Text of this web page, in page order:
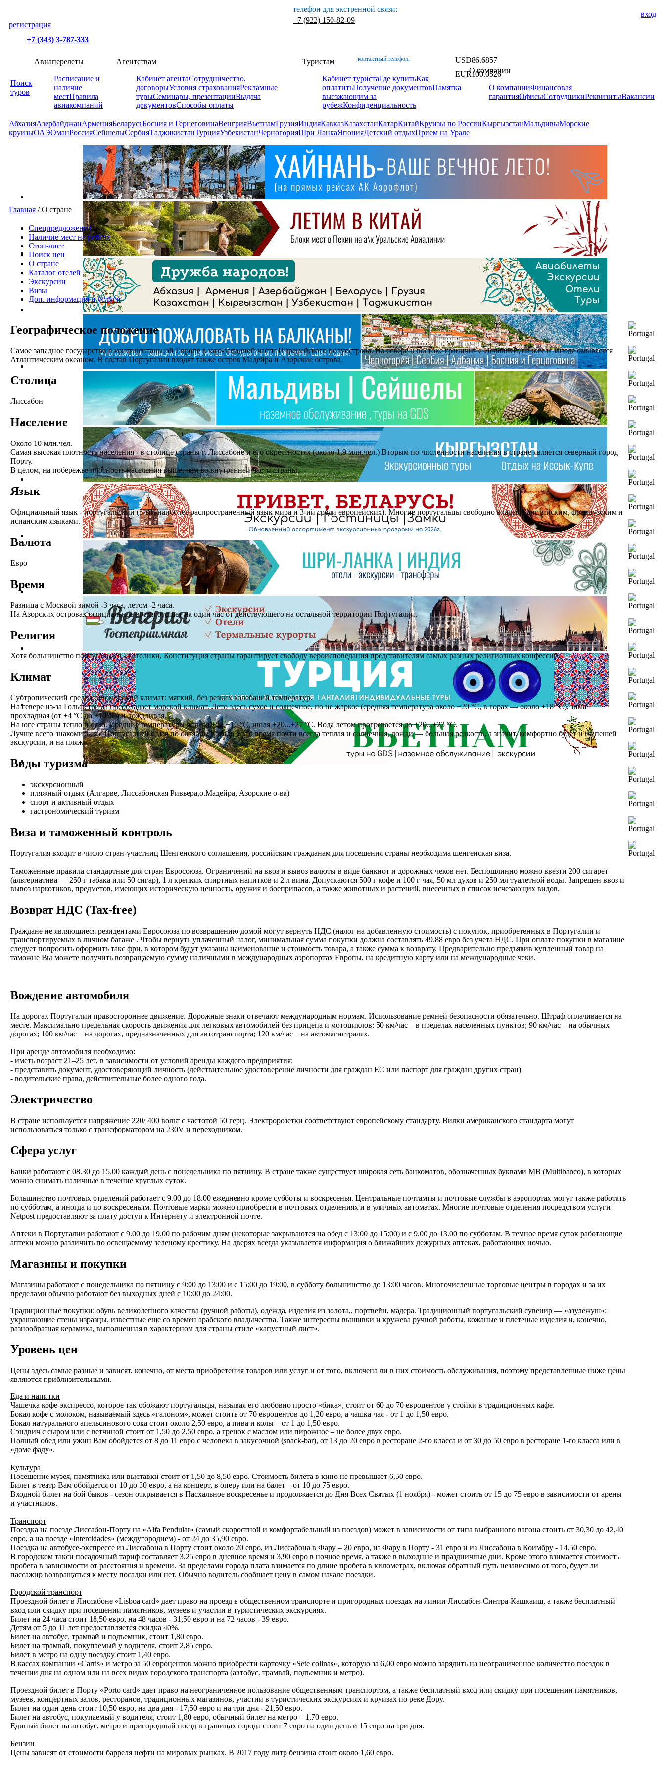
вход
регистрация
+7 (343) 3-787-333
телефон для экстренной связи:
+7 (922) 150-82-09
контактный телефон: USD86.6857
EUR100.0526
Поиск
туров
Авиаперелеты
Расписание и
наличие
местПравила
авиакомпаний
Агентствам
Кабинет агентаСотрудничество,
договорыУсловия страхованияРекламные
турыСеминары, презентацииВыдача
документовСпособы оплаты
Туристам
Кабинет туристаГде купитьКак
оплатитьПолучение документовПамятка
выезжающим за
рубежКонфиденциальность
О компании
О компанииФинансовая
гарантияОфисыСотрудникиРеквизитыВакансии
АбхазияАзербайджанАрменияБеларусьБосния и ГерцеговинаВенгрияВьетнамГрузияИндияКавказКазахстанКатарКитайКруизы по РоссииКыргызстанМальдивыМорские
круизыОАЭОманРоссияСейшелыСербияТаджикистанТурцияУзбекистанЧерногорияШри ЛанкаЯпонияДетский отдыхПрием на Урале
Главная /О стране
Спецпредложения
Наличие мест на рейсах
Стоп-лист
Поиск цен
О стране
Каталог отелей
Экскурсии
Визы
Доп. информация и услуги
Географическое положение
Самое западное государство в континентальной Европе в юго-западной части Пиренейского полуострова. На севере и востоке граничит с Испанией, на юге и западе омывается
Атлантическим океаном. В состав Португалии входят также остров Мадейра и Азорские острова.
Столица
Лиссабон
Население
Около 10 млн.чел.
Самая высокая плотность населения - в столице страны г. Лиссабоне и его окрестностях (около 1,9 млн.чел.) Вторым по численности населения в стране является северный город
Порту.
В целом, на побережье плотность населения выше, чем во внутренней части страны.
Язык
Официальный язык - португальский (5-ый наиболее распространенный язык мира и 3-ий среди европейских). Многие португальцы свободно владеют английским, французским и
испанским языками.
Валюта
Евро
Время
Разница с Москвой зимой -3 часа, летом -2 часа.
На Азорских островах официальное время отстает на один час от действующего на остальной территории Португалии.
Религия
Хотя большинство португальцев - католики, Конституция страны гарантирует свободу вероисповедания представителям самых разных религиозных конфессий.
Климат
Субтропический средиземноморский климат: мягкий, без резких колебаний температур.
На севере из-за Гольфстрима преобладает морской климат. Лето здесь сухое и солнечное, но не жаркое (средняя температура около +20 °C, в горах — около +18 °C), зима
прохладная (от +4 °C до +10 °C) и дождливая.
На юге страны тепло и сухо. Средние температуры января +5...+10 °C, июля +20...+27 °C. Вода летом прогревается до +20...+23 °C.
Лучше всего знакомиться с Португалией с мая по октябрь: погода в это время почти всегда теплая и солнечная, дожди — большая редкость, а значит, комфортно будет и на пешей
экскурсии, и на пляже.
Виды туризма
экскурсионный
пляжный отдых (Алгарве, Лиссабонская Ривьера,о.Мадейра, Азорские о-ва)
спорт и активный отдых
гастрономический туризм
Виза и таможенный контроль
Португалия входит в число стран-участниц Шенгенского соглашения, российским гражданам для посещения страны необходима шенгенская виза.
Таможенные правила стандартные для стран Евросоюза. Ограничений на ввоз и вывоз валюты в виде банкнот и дорожных чеков нет. Беспошлинно можно ввезти 200 сигарет
(альтернатива — 250 г табака или 50 сигар), 1 л крепких спиртных напитков и 2 л вина. Допускаются 500 г кофе и 100 г чая, 50 мл духов и 250 мл туалетной воды. Запрещен ввоз и
вывоз наркотиков, предметов, имеющих историческую ценность, оружия и боеприпасов, а также животных и растений, внесенных в список исчезающих видов.
Возврат НДС (Tax-free)
Граждане не являющиеся резидентами Евросоюза по возвращению домой могут вернуть НДС (налог на добавленную стоимость) с покупок, приобретенных в Португалии и
транспортируемых в личном багаже . Чтобы вернуть уплаченный налог, минимальная сумма покупки должна составлять 49.88 евро без учета НДС. При оплате покупки в магазине
следует попросить оформить такс фри, в котором будут указаны наименование и стоимость товара, а также сумма к возврату. Предварительно предъявив купленный товар на
таможне Вы можете получить возвращаемую сумму наличными в международных аэропортах Европы, на кредитную карту или на международные чеки.
Вождение автомобиля
На дорогах Португалии правостороннее движение. Дорожные знаки отвечают международным нормам. Использование ремней безопасности обязательно. Штраф оплачивается на
месте. Максимально предельная скорость движения для легковых автомобилей без прицепа и мотоциклов: 50 км/час – в пределах населенных пунктов; 90 км/час – на обычных
дорогах; 100 км/час – на дорогах, предназначенных для автотранспорта; 120 км/час – на автомагистралях.
При аренде автомобиля необходимо:
- иметь возраст 21–25 лет, в зависимости от условий аренды каждого предприятия;
- представить документ, удостоверяющий личность (действительное удостоверение личности для граждан ЕС или паспорт для граждан других стран);
- водительские права, действительные более одного года.
Электричество
В стране используется напряжение 220/ 400 вольт с частотой 50 герц. Электророзетки соответствуют европейскому стандарту. Вилки американского стандарта могут
использоваться только с трансформатором на 230V и переходником.
Сфера услуг
Банки работают с 08.30 до 15.00 каждый день с понедельника по пятницу. В стране также существует широкая сеть банкоматов, обозначенных буквами MB (Multibanco), в которых
можно снимать наличные в течение круглых суток.
Большинство почтовых отделений работает с 9.00 до 18.00 ежедневно кроме субботы и воскресенья. Центральные почтамты и почтовые службы в аэропортах могут также работать
по субботам, а иногда и по воскресеньям. Почтовые марки можно приобрести в почтовых отделениях и в уличных автоматах. Многие почтовые отделения посредством услуги
Netpost предоставляют за плату доступ к Интернету и электронной почте.
Аптеки в Португалии работают с 9.00 до 19.00 по рабочим дням (некоторые закрываются на обед с 13:00 до 15:00) и с 9.00 до 13.00 по субботам. В темное время суток работающие
аптеки можно различить по освещаемому зеленому крестику. На дверях всегда указывается информация о ближайших дежурных аптеках, работающих ночью.
Магазины и покупки
Магазины работают с понедельника по пятницу с 9:00 до 13:00 и с 15:00 до 19:00, в субботу большинство до 13:00 часов. Многочисленные торговые центры в городах и за их
пределами обычно работают без выходных дней с 10:00 до 24:00.
Традиционные покупки: обувь великолепного качества (ручной работы), одежда, изделия из золота,, портвейн, мадера. Традиционный португальский сувенир — «азулежуш»:
украшающие стены изразцы, известные еще со времен арабского владычества. Также интересны вышивки и кружева ручной работы, кожаные и плетеные изделия и, конечно,
разнообразная керамика, выполненная в характерном для страны стиле «капустный лист».
Уровень цен
Цены здесь самые разные и зависят, конечно, от места приобретения товаров или услуг и от того, включена ли в них стоимость обслуживания, поэтому представленные ниже цены
являются приблизительными.
Еда и напитки
Чашечка кофе-экспрессо, которое так обожают португальцы, называя его любовно просто «бика», стоит от 60 до 70 евроцентов у стойки в традиционных кафе.
Бокал кофе с молоком, называемый здесь «галоном», может стоить от 70 евроцентов до 1,20 евро, а чашка чая - от 1 до 1,50 евро.
Бокал натурального апельсинового сока стоит около 2,50 евро, а пива и колы – от 1 до 1,50 евро.
Сэндвич с сыром или с ветчиной стоит от 1,50 до 2,50 евро, а гренок с маслом или пирожное – не более двух евро.
Полный обед или ужин Вам обойдется от 8 до 11 евро с человека в закусочной (snack-bar), от 13 до 20 евро в ресторане 2-го класса и от 30 до 50 евро в ресторане 1-го класса или в
«доме фаду».
Культура
Посещение музея, памятника или выставки стоит от 1,50 до 8,50 евро. Стоимость билета в кино не превышает 6,50 евро.
Билет в театр Вам обойдется от 10 до 30 евро, а на концерт, в оперу или на балет – от 10 до 75 евро.
Входной билет на бой быков - сезон открывается в Пасхальное воскресенье и продолжается до Дня Всех Святых (1 ноября) - может стоить от 15 до 75 евро в зависимости от арены
и участников.
Транспорт
Поездка на поезде Лиссабон-Порту на «Alfa Pendular» (самый скоростной и комфортабельный из поездов) может в зависимости от типа выбранного вагона стоить от 30,30 до 42,40
евро, а на поезде «Intercidades» (междугороднем) - от 24 до 35,90 евро.
Поездка на автобусе-экспрессе из Лиссабона в Порту стоит около 20 евро, из Лиссабона в Фару – 20 евро, из Фару в Порту - 31 евро и из Лиссабона в Коимбру - 14,50 евро.
В городском такси посадочный тариф составляет 3,25 евро в дневное время и 3,90 евро в ночное время, а также в выходные и праздничные дни. Кроме этого взимается стоимость
пробега в зависимости от расстояния и времени. За пределами города плата взимается по длине пробега в километрах, включая обратный путь независимо от того, будет ли
пассажир возвращаться к месту посадки или нет. Обычно водитель сообщает цену в самом начале поездки.
Городской транспорт
Проездной билет в Лиссабоне «Lisboa card» дает право на проезд в общественном транспорте и пригородных поездах на линии Лиссабон-Синтра-Кашкаиш, а также бесплатный
вход или скидку при посещении памятников, музеев и участии в туристических экскурсиях.
Билет на 24 часа стоит 18,50 евро, на 48 часов - 31,50 евро и на 72 часов - 39 евро.
Детям от 5 до 11 лет предоставляется скидка 40%.
Билет на автобус, трамвай и подъемник, стоит 1,80 евро.
Билет на трамвай, покупаемый у водителя, стоит 2,85 евро.
Билет в метро на одну поездку стоит 1,40 евро.
В кассах компании «Carris» и метро за 50 евроцентов можно приобрести карточку «Sete colinas», которую за 6,00 евро можно зарядить на неограниченное количество поездок в
течении дня на одном или на всех видах городского транспорта (автобус, трамвай, подъемник и метро).
Проездной билет в Порту «Porto сard» дает право на неограниченное пользование общественным транспортом, а также бесплатный вход или скидку при посещении памятников,
музеев, концертных залов, ресторанов, традиционных магазинов, участии в туристических экскурсиях и круизах по реке Дору.
Билет на один день стоит 10,50 евро, на два дня - 17,50 евро и на три дня - 21,50 евро.
Билет на автобус, покупаемый у водителя, стоит 1,80 евро, обычный билет на метро – 1,70 евро.
Единый билет на автобус, метро и пригородный поезд в границах города стоит 7 евро на один день и 15 евро на три дня.
Бензин
Цены зависят от стоимости барреля нефти на мировых рынках. В 2017 году литр бензина стоит около 1,60 евро.